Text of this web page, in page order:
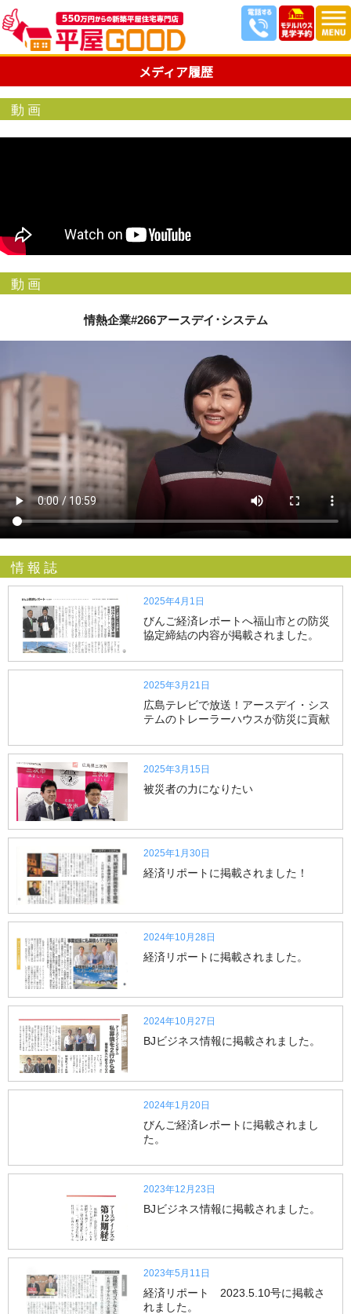
メディア履歴
動画
動画
情熱企業#266アースデイ･システム
情報誌
2025年4月1日
びんご経済レポートへ福山市との防災
協定締結の内容が掲載されました。
2025年3月21日
広島テレビで放送！アースデイ・シス
テムのトレーラーハウスが防災に貢献
2025年3月15日
被災者の力になりたい
2025年1月30日
経済リポートに掲載されました！
2024年10月28日
経済リポートに掲載されました。
2024年10月27日
BJビジネス情報に掲載されました。
2024年1月20日
びんご経済レポートに掲載されまし
た。
2023年12月23日
BJビジネス情報に掲載されました。
2023年5月11日
経済リポート 2023.5.10号に掲載さ
れました。